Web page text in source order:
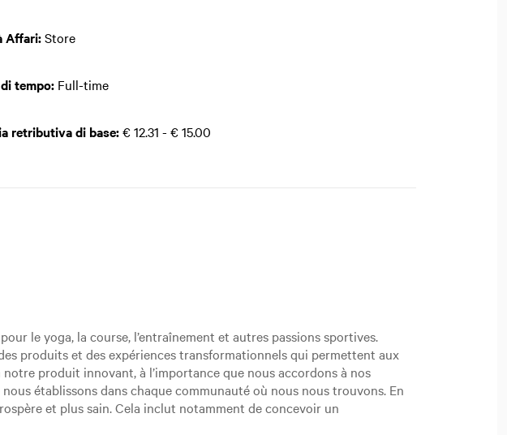
Affari:Store
tempo: Full-time
retributiva di base:€ 12.31 - € 15.00
le yoga, la course, l’entraînement et autres passions sportives.
produits et des expériences transformationnels qui permettent aux
produit innovant, à l’importance que nous accordons à nos
établissons dans chaque communauté où nous nous trouvons. En
et plus sain. Cela inclut notamment de concevoir un